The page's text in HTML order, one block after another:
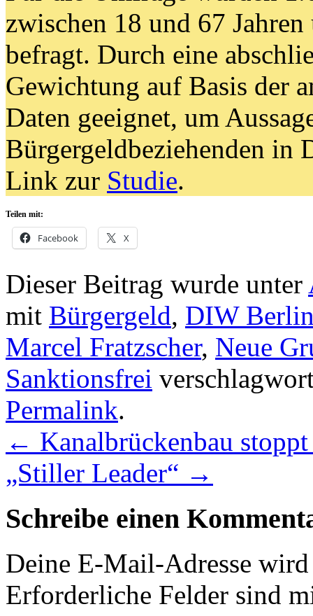
zwischen 18 und 67
befragt. Durch eine
Gewichtung auf Basis der
Daten geeignet, um
Bürgergeldbeziehenden in
Link zur Studie.
Teilen mit:
Facebook X
Dieser Beitrag wurde unter
mit Bürgergeld, DIW
Marcel Fratzscher, Neue
Sanktionsfrei
Permalink.
← Kanalbrückenbau
„Stiller Leader“ →
Schreibe einen
Deine E-Mail-Adresse
Erforderliche Felder sind